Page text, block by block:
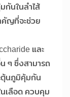
กันในลำไส้
คัญที่จะช่วย
และ
ๆ ซึ่งสามารถ
ตุ้นภูมิคุ้มกัน
เลือด ควบคุม